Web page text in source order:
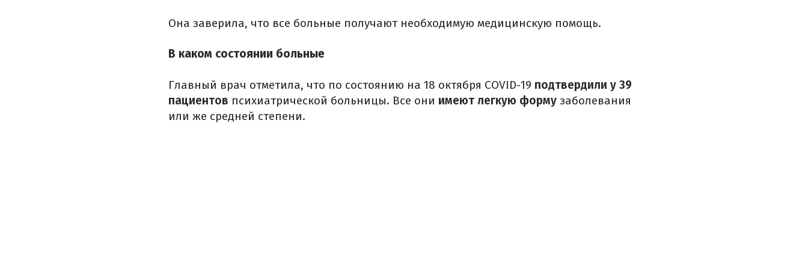
Она заверила, что все больные получают необходимую медицинскую помощь.
В каком состоянии больные
Главный врач отметила, что по состоянию на 18 октября COVID-19 подтвердили у 39
пациентов психиатрической больницы. Все они имеют легкую форму заболевания
или же средней степени.